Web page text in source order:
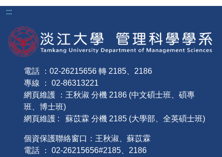
:::
電話 ：02-26215656 轉 2185、2186
專線 ： 02-86313221
網頁維護 ：王秋淑 分機 2186 (中文碩士班、碩專
班、博士班)
網頁維護 : 蘇苡霖 分機 2185 (大學部、全英碩士班)
個資保護聯絡窗口：王秋淑、蘇苡霖
電話 ： 02-26215656#2185、2186